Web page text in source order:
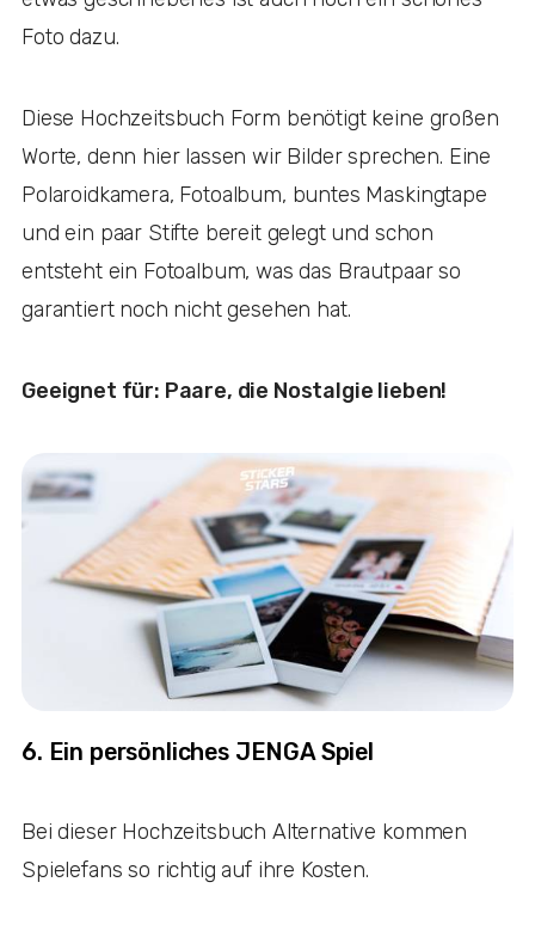
Foto dazu.
Diese Hochzeitsbuch Form benötigt keine großen
Worte, denn hier lassen wir Bilder sprechen. Eine
Polaroidkamera, Fotoalbum, buntes Maskingtape
und ein paar Stifte bereit gelegt und schon
entsteht ein Fotoalbum, was das Brautpaar so
garantiert noch nicht gesehen hat.
Geeignet für: Paare, die Nostalgie lieben!
6. Ein persönliches JENGA Spiel
Bei dieser Hochzeitsbuch Alternative kommen
Spielefans so richtig auf ihre Kosten.